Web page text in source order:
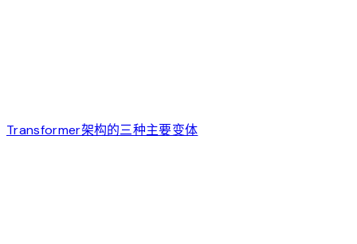
Transformer架构的三种主要变体